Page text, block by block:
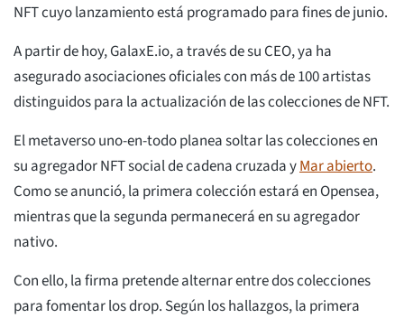
NFT cuyo lanzamiento está programado para fines de junio.
A partir de hoy, GalaxE.io, a través de su CEO, ya ha
asegurado asociaciones oficiales con más de 100 artistas
distinguidos para la actualización de las colecciones de NFT.
El metaverso uno-en-todo planea soltar las colecciones en
su agregador NFT social de cadena cruzada yMar abierto.
Como se anunció, la primera colección estará en Opensea,
mientras que la segunda permanecerá en su agregador
nativo.
Con ello, la firma pretende alternar entre dos colecciones
para fomentar los drop. Según los hallazgos, la primera